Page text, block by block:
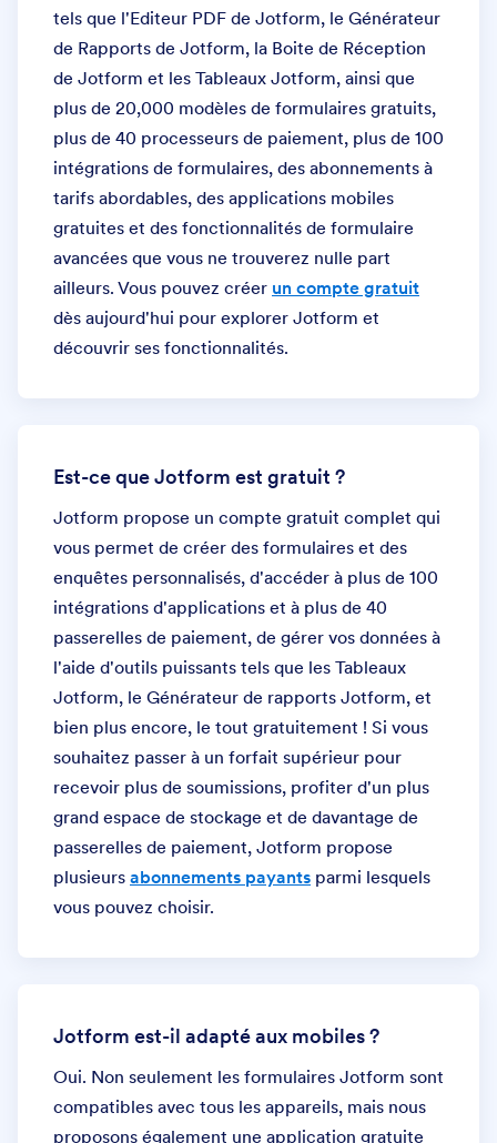
tels que l'Editeur PDF de Jotform, le Générateur
de Rapports de Jotform, la Boite de Réception
de Jotform et les Tableaux Jotform, ainsi que
plus de 20,000 modèles de formulaires gratuits,
plus de 40 processeurs de paiement, plus de 100
intégrations de formulaires, des abonnements à
tarifs abordables, des applications mobiles
gratuites et des fonctionnalités de formulaire
avancées que vous ne trouverez nulle part
ailleurs. Vous pouvez créer un compte gratuit
dès aujourd'hui pour explorer Jotform et
découvrir ses fonctionnalités.
Est-ce que Jotform est gratuit ?
Jotform propose un compte gratuit complet qui
vous permet de créer des formulaires et des
enquêtes personnalisés, d'accéder à plus de 100
intégrations d'applications et à plus de 40
passerelles de paiement, de gérer vos données à
l'aide d'outils puissants tels que les Tableaux
Jotform, le Générateur de rapports Jotform, et
bien plus encore, le tout gratuitement ! Si vous
souhaitez passer à un forfait supérieur pour
recevoir plus de soumissions, profiter d'un plus
grand espace de stockage et de davantage de
passerelles de paiement, Jotform propose
plusieurs abonnements payants parmi lesquels
vous pouvez choisir.
Jotform est-il adapté aux mobiles ?
Oui. Non seulement les formulaires Jotform sont
compatibles avec tous les appareils, mais nous
proposons également une application gratuite